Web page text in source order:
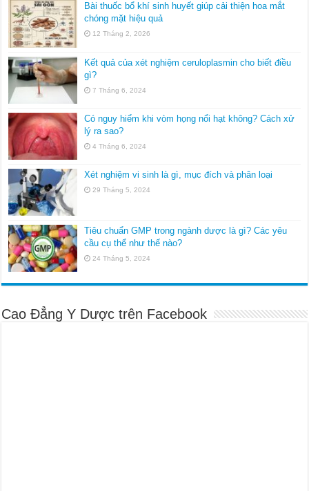
Bài thuốc bổ khí sinh huyết giúp cải thiện hoa mắt
chóng mặt hiệu quả
12 Tháng 2, 2026
Kết quả của xét nghiệm ceruloplasmin cho biết điều
gì?
7 Tháng 6, 2024
Có nguy hiểm khi vòm họng nổi hạt không? Cách xử
lý ra sao?
4 Tháng 6, 2024
Xét nghiệm vi sinh là gì, mục đích và phân loại
29 Tháng 5, 2024
Tiêu chuẩn GMP trong ngành dược là gì? Các yêu
cầu cụ thể như thế nào?
24 Tháng 5, 2024
Cao Đẳng Y Dược trên Facebook